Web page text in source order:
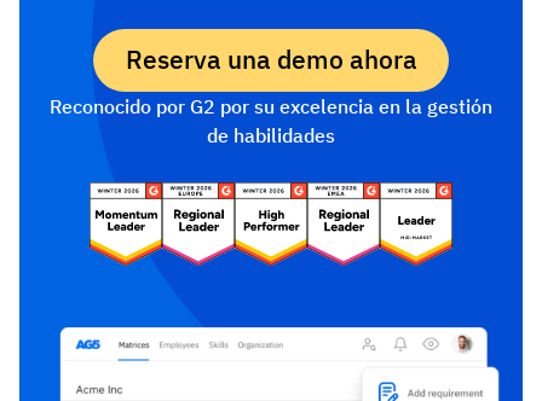
Reserva una demo ahora
Reconocido por G2 por su excelencia en la gestión
de habilidades